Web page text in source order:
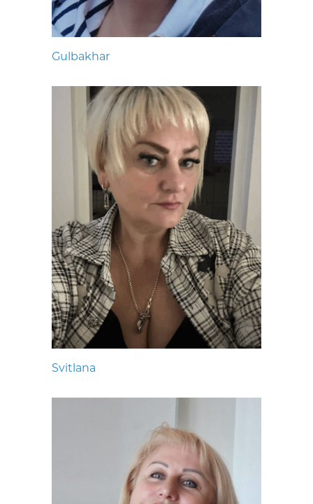
Gulbakhar
Svitlana